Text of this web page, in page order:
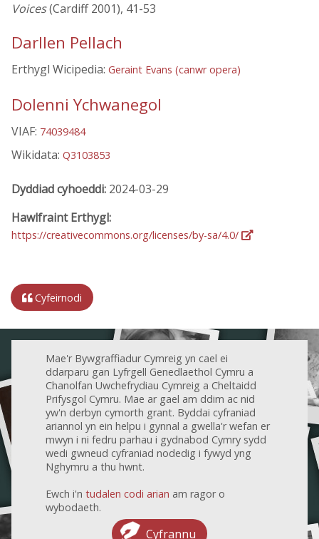
Voices(Cardiff 2001), 41-53
Darllen Pellach
Erthygl Wicipedia: Geraint Evans (canwr opera)
Dolenni Ychwanegol
VIAF: 74039484
Wikidata: Q3103853
Dyddiad cyhoeddi: 2024-03-29
Hawlfraint Erthygl:
https://creativecommons.org/licenses/by-sa/4.0/
Cyfeirnodi
Mae'r Bywgraffiadur Cymreig yn cael ei
ddarparu gan Lyfrgell Genedlaethol Cymru a
Chanolfan Uwchefrydiau Cymreig a Cheltaidd
Prifysgol Cymru. Mae ar gael am ddim ac nid
yw'n derbyn cymorth grant. Byddai cyfraniad
ariannol yn ein helpu i gynnal a gwella'r wefan er
mwyn i ni fedru parhau i gydnabod Cymry sydd
wedi gwneud cyfraniad nodedig i fywyd yng
Nghymru a thu hwnt.
Ewch i'n tudalen codi arian am ragor o
wybodaeth.
Cyfrannu